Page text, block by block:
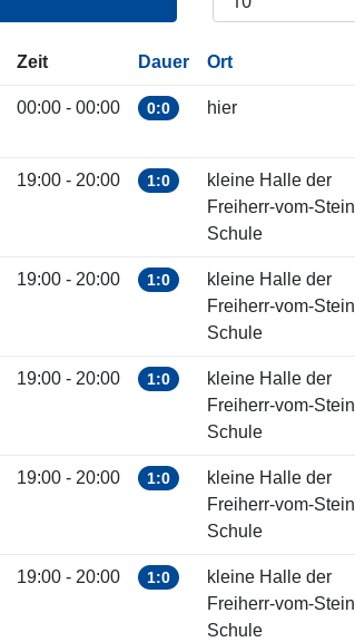
Zeit Dauer Ort
00:00 - 00:00 0:0 hier
19:00 - 20:00 1:0
kleine Halle der
Freiherr-vom-Stein
Schule
19:00 - 20:00 1:0
kleine Halle der
Freiherr-vom-Stein
Schule
19:00 - 20:00 1:0
kleine Halle der
Freiherr-vom-Stein
Schule
19:00 - 20:00 1:0
kleine Halle der
Freiherr-vom-Stein
Schule
19:00 - 20:00 1:0
kleine Halle der
Freiherr-vom-Stein
Schule